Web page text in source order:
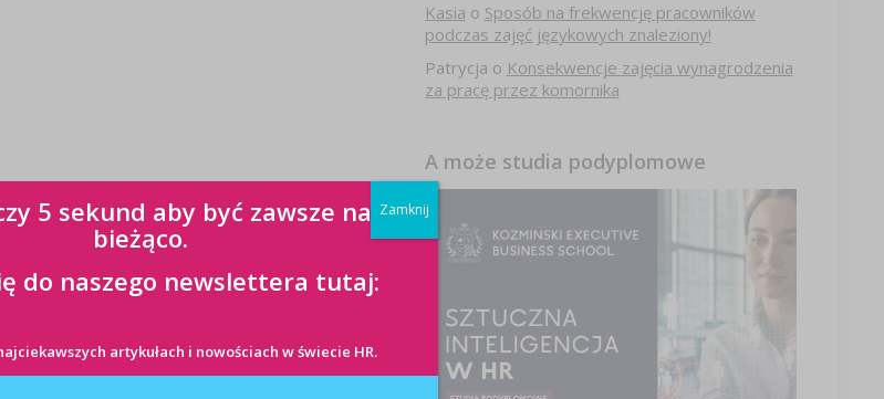
Kasia o Sposób na frekwencję pracowników
podczas zajęć językowych znaleziony!
Patrycja o Konsekwencje zajęcia wynagrodzenia
za pracę przez komornika
A może studia podyplomowe
5 sekund aby być zawsze na
bieżąco.
do naszego newslettera tutaj:
artykułach i nowościach w świecie HR.
Zamknij